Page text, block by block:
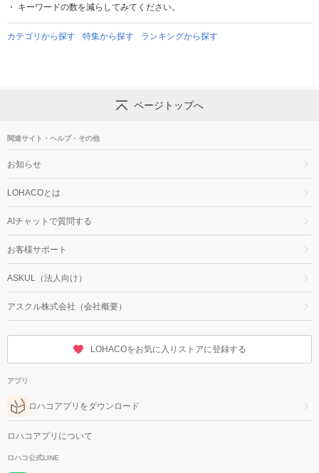
キーワードの数を減らしてみてください。
カテゴリから探す 特集から探す ランキングから探す
ページトップへ
関連サイト・ヘルプ・その他
お知らせ
LOHACOとは
AIチャットで質問する
お客様サポート
ASKUL（法人向け）
アスクル株式会社（会社概要）
LOHACOをお気に入りストアに登録する
アプリ
ロハコアプリをダウンロード
ロハコアプリについて
ロハコ公式LINE